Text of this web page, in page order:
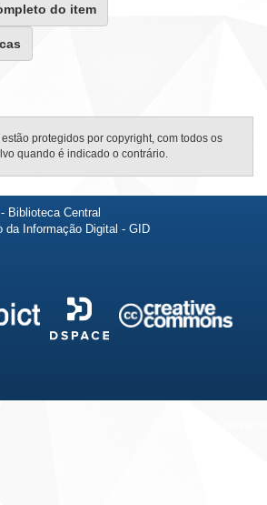
do item
protegidos por copyright, com todos os
quando é indicado o contrário.
Biblioteca Central
da Informação Digital - GID